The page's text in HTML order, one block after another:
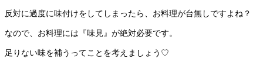
反対に過度に味付けをしてしまったら、お料理が台無しですよね？
なので、お料理には『味見』が絶対必要です。
足りない味を補うってことを考えましょう♡